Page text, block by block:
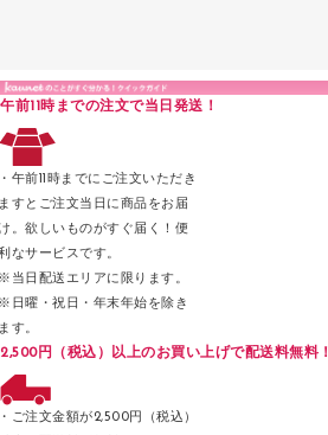
Ｚ式ファイル
２穴リフィル・２穴インデックス
印章用品
ラベル類
メンディングテープ
メッシュケース／ペンケース
フロアケース
ブックエンド／ブックスタンド
パンチ
午前11時までの注文で当日発送！
午前11時までにご注文いただき
すとご注文当日に商品をお届
。欲しいものがすぐ届く！便
なサービスです。
当日配送エリアに限ります。
日曜・祝日・年末年始を除き
す。
2,500円（税込）以上のお買い上げで配送料無料！
ご注文金額が2,500円（税込）